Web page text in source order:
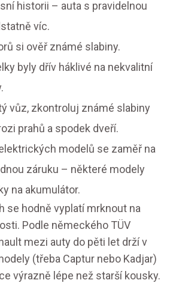
historii – auta s pravidelnou
víc.
si ověř známé slabiny.
byly dřív háklivé na nekvalitní
vůz, zkontroluj známé slabiny
prahů a spodek dveří.
modelů se zaměř na
záruku – některé modely
na akumulátor.
se hodně vyplatí mrknout na
Podle německého TÜV
mezi auty do pěti let drží v
(třeba Captur nebo Kadjar)
výrazně lépe než starší kousky.